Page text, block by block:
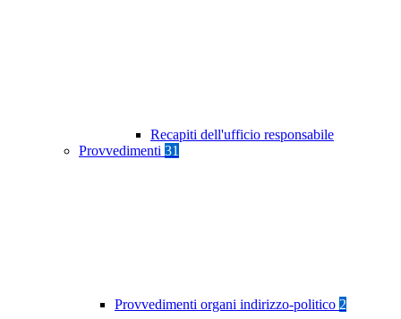
Recapiti dell'ufficio responsabile
Provvedimenti 31
Provvedimenti organi indirizzo-politico 2